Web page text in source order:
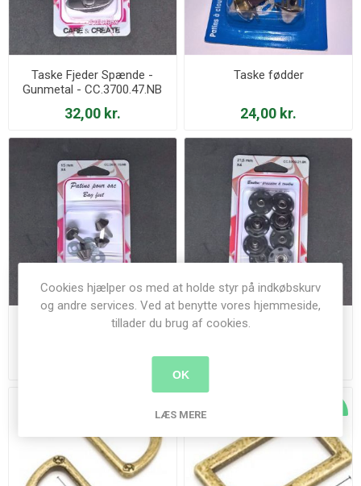
Taske Fjeder Spænde -
Gunmetal - CC.3700.47.NB
32,00 kr.
Taske fødder
24,00 kr.
Taske fødder - Gunmetal
Tryk knapper - Sort -
Cookies hjælper os med at holde styr på indkøbskurv
og andre services. Ved at benytte vores hjemmeside,
tillader du brug af cookies.
OK
LÆS MERE